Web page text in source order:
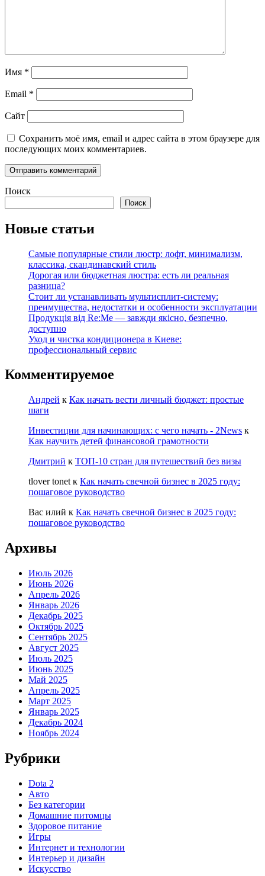
Имя *
Email *
Сайт
Сохранить моё имя, email и адрес сайта в этом браузере для
последующих моих комментариев.
Поиск
Поиск
Новые статьи
Самые популярные стили люстр: лофт, минимализм,
классика, скандинавский стиль
Дорогая или бюджетная люстра: есть ли реальная
разница?
Стоит ли устанавливать мультисплит-систему:
преимущества, недостатки и особенности эксплуатации
Продукція від Re:Me — завжди якісно, безпечно,
доступно
Уход и чистка кондиционера в Киеве:
профессиональный сервис
Комментируемое
Андрей к Как начать вести личный бюджет: простые
шаги
Инвестиции для начинающих: с чего начать - 2News к
Как научить детей финансовой грамотности
Дмитрий к ТОП-10 стран для путешествий без визы
tlover tonet к Как начать свечной бизнес в 2025 году:
пошаговое руководство
Вас илий к Как начать свечной бизнес в 2025 году:
пошаговое руководство
Архивы
Июль 2026
Июнь 2026
Апрель 2026
Январь 2026
Декабрь 2025
Октябрь 2025
Сентябрь 2025
Август 2025
Июль 2025
Июнь 2025
Май 2025
Апрель 2025
Март 2025
Январь 2025
Декабрь 2024
Ноябрь 2024
Рубрики
Dota 2
Авто
Без категории
Домашние питомцы
Здоровое питание
Игры
Интернет и технологии
Интерьер и дизайн
Искусство